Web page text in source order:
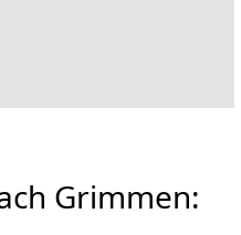
Grimmen: